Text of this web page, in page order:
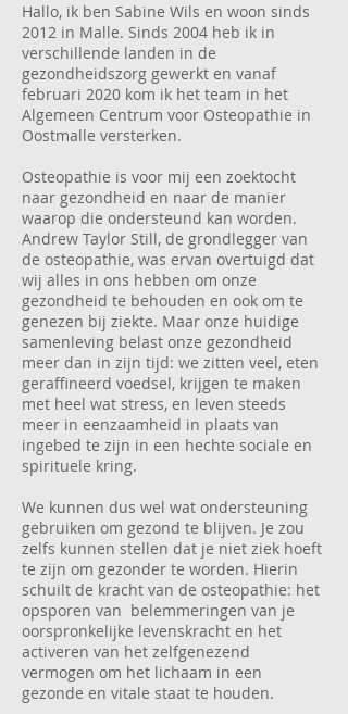
Hallo, ik ben Sabine Wils en woon sinds
2012 in Malle. Sinds 2004 heb ik in
verschillende landen in de
gezondheidszorg gewerkt en vanaf
februari 2020 kom ik het team in het
Algemeen Centrum voor Osteopathie in
Oostmalle versterken.
Osteopathie is voor mij een zoektocht
naar gezondheid en naar de manier
waarop die ondersteund kan worden.
Andrew Taylor Still, de grondlegger van
de osteopathie, was ervan overtuigd dat
wij alles in ons hebben om onze
gezondheid te behouden en ook om te
genezen bij ziekte. Maar onze huidige
samenleving belast onze gezondheid
meer dan in zijn tijd: we zitten veel, eten
geraffineerd voedsel, krijgen te maken
met heel wat stress, en leven steeds
meer in eenzaamheid in plaats van
ingebed te zijn in een hechte sociale en
spirituele kring.
We kunnen dus wel wat ondersteuning
gebruiken om gezond te blijven. Je zou
zelfs kunnen stellen dat je niet ziek hoeft
te zijn om gezonder te worden. Hierin
schuilt de kracht van de osteopathie: het
opsporen van belemmeringen van je
oorspronkelijke levenskracht en het
activeren van het zelfgenezend
vermogen om het lichaam in een
gezonde en vitale staat te houden.